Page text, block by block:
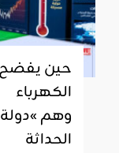
الكهرباء
وهم »دولة
الحداثة